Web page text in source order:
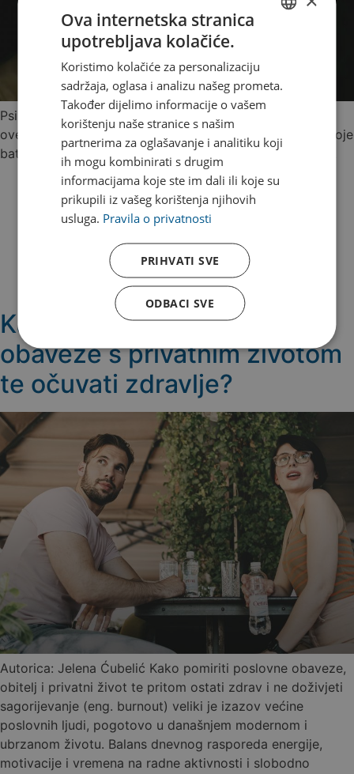
Psihologinja Jelena Ćubelić vodi vas kroz savjete kako
ove godine zaista iskoristiti godišnji odmor i napuniti svoje
baterije za sve nove izazove koji vas čekaju nakon ljeta.
Kako pomiriti poslovne
obaveze s privatnim životom
te očuvati zdravlje?
Autorica: Jelena Ćubelić Kako pomiriti poslovne obaveze,
obitelj i privatni život te pritom ostati zdrav i ne doživjeti
sagorijevanje (eng. burnout) veliki je izazov većine
poslovnih ljudi, pogotovo u današnjem modernom i
ubrzanom životu. Balans dnevnog rasporeda energije,
motivacije i vremena na radne aktivnosti i slobodno
Ova internetska stranica
upotrebljava kolačiće.
Koristimo kolačiće za personalizaciju
sadržaja, oglasa i analizu našeg prometa.
Također dijelimo informacije o vašem
korištenju naše stranice s našim
partnerima za oglašavanje i analitiku koji
ih mogu kombinirati s drugim
informacijama koje ste im dali ili koje su
prikupili iz vašeg korištenja njihovih
usluga. Pravila o privatnosti
PRIHVATI SVE
ODBACI SVE